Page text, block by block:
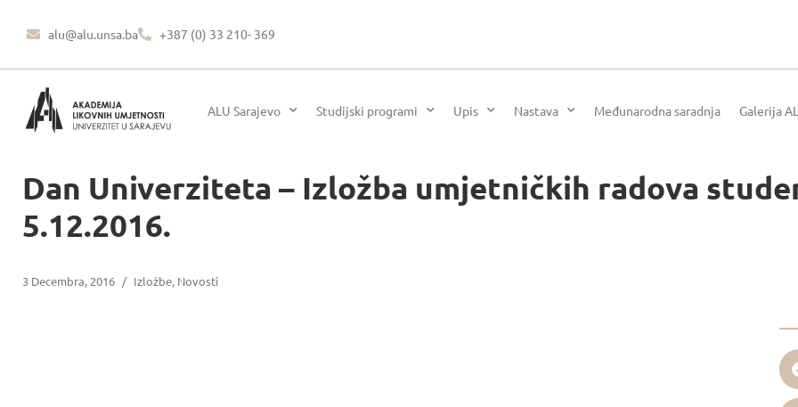
alu@alu.unsa.ba +387 (0) 33 210- 369
ALU Sarajevo Studijski programi Upis Nastava Međunarodna saradnja Galerija
Dan Univerziteta – Izložba umjetničkih radova
5.12.2016.
3 Decembra, 2016 / Izložbe, Novosti